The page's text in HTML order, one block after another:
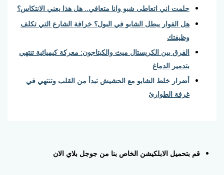
حلمت اني اتعاطى شبو وانا متعافي.. هل هذا يعني الانتكاس؟
هل الفوار يبطل الشابو في البول؟ خرافة الشارع التي تكلف
الفرق بين الكريستال ميث والكبتاجون: معركة كيميائية تنتهي
بتدمير الدماغ
أضرار خلط الشابو مع الحشيش تبدأ من القلب وتنتهي في
غرفة الطوارئ
الابلكيشن الخاص بنا من جوجل بلاي الان